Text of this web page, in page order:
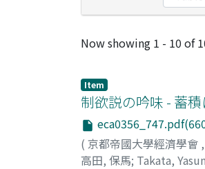
Recent
Now showing 1 - 10 of
Item
制欲説の吟味 - 蓄
( 京都帝國大學經濟學會 ,
高田, 保馬; Takata,